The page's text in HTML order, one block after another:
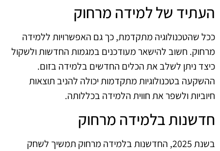
העתיד של למידה מרחוק
ככל שהטכנולוגיה מתקדמת, כך גם האפשרויות ללמידה
מרחוק. חשוב להישאר מעודכנים במגמות החדשות ולשקול
כיצד ניתן לשלב את הכלים החדשים בלמידה בזום.
ההשקעה בטכנולוגיות מתקדמות יכולה להניב תוצאות
חיוביות ולשפר את חווית הלמידה בכללותה.
חדשנות בלמידה מרחוק
בשנת 2025, החדשנות בלמידה מרחוק תמשיך לשחק